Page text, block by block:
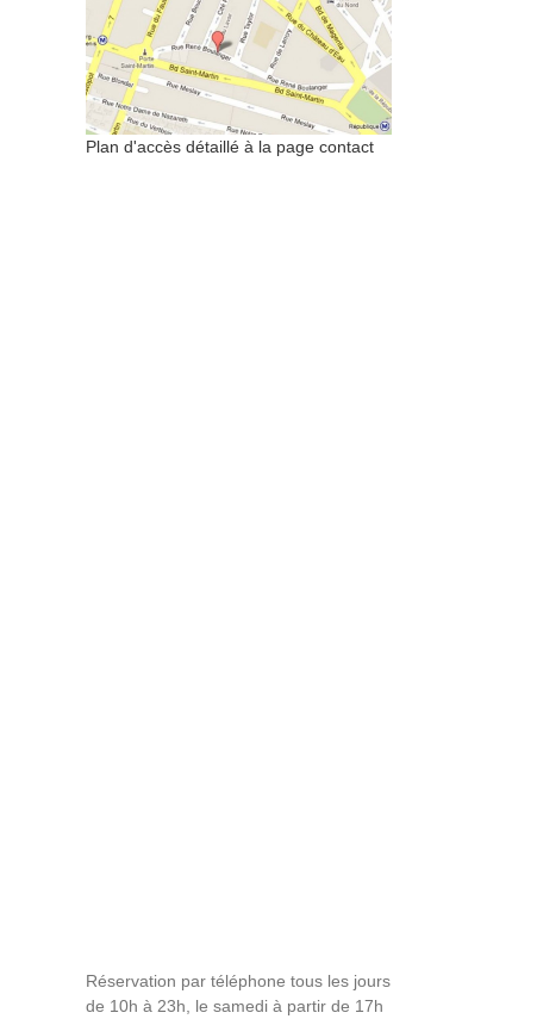
Plan d'accès détaillé à la page contact
Réservation par téléphone tous les jours
de 10h à 23h, le samedi à partir de 17h